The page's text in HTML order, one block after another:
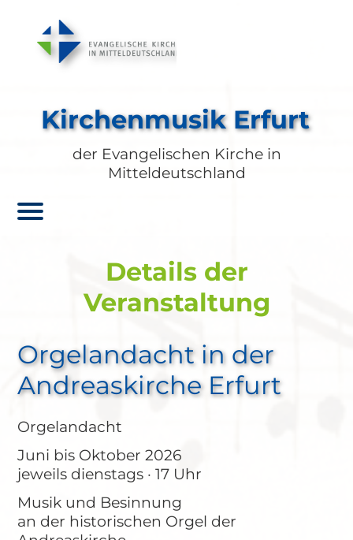
Kirchenmusik Erfurt
der Evangelischen Kirche in
Mitteldeutschland
Details der
Veranstaltung
Orgelandacht in der
Andreaskirche Erfurt
Orgelandacht
Juni bis Oktober 2026
jeweils dienstags · 17 Uhr
Musik und Besinnung
an der historischen Orgel der